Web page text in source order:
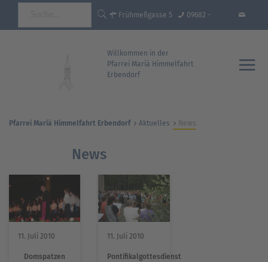
Frühmeßgasse 5 09682 -
Willkommen in der
Pfarrei Mariä Himmelfahrt
Erbendorf
Pfarrei Mariä Himmelfahrt Erbendorf Aktuelles News
News
11. Juli 2010
Domspatzen
11. Juli 2010
Pontifikalgottesdienst